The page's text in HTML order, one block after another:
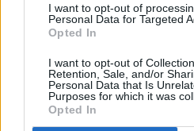
I want to opt-out of
Personal Data for Targeted
Opted In
I want to opt-out of
Retention, Sale, and/or
Personal Data that Is
Purposes for which it was
Opted In